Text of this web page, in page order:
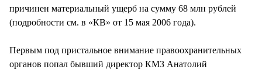
причинен материальный ущерб на сумму 68 млн рублей
(подробности см. в «КВ» от 15 мая 2006 года).
Первым под пристальное внимание правоохранительных
органов попал бывший директор КМЗ Анатолий